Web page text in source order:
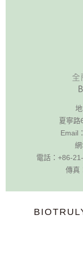
地
夏寧路
Email：
網
電話： +86-
傳真